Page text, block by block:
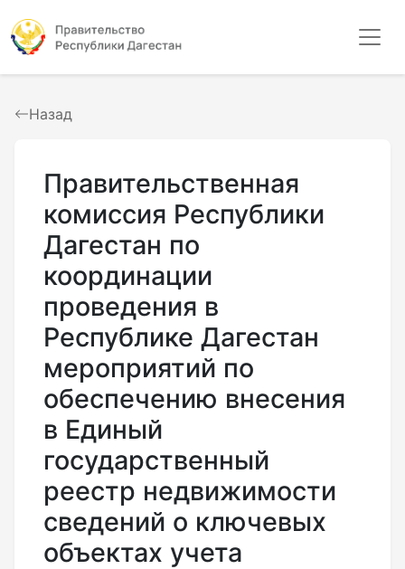
Назад
Правительственная
комиссия Республики
Дагестан по
координации
проведения в
Республике Дагестан
мероприятий по
обеспечению внесения
в Единый
государственный
реестр недвижимости
сведений о ключевых
объектах учета